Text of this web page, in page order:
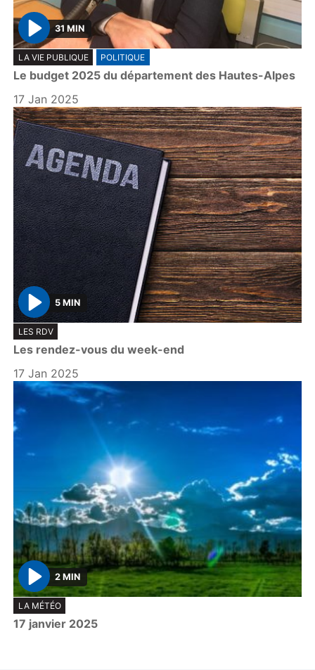
P
l
a
y
31 MIN
LA VIE PUBLIQUE POLITIQUE
Le budget 2025 du département des Hautes-Alpes
17 Jan 2025
P
l
a
y
5 MIN
LES RDV
Les rendez-vous du week-end
17 Jan 2025
P
l
a
2 MIN
LA MÉTÉO
17 janvier 2025